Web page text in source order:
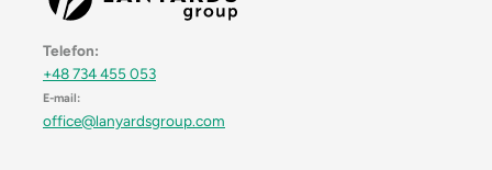
Telefon:
+48 734 455 053
E-mail:
office@lanyardsgroup.com